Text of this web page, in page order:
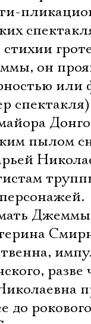
он
или
пылом
до